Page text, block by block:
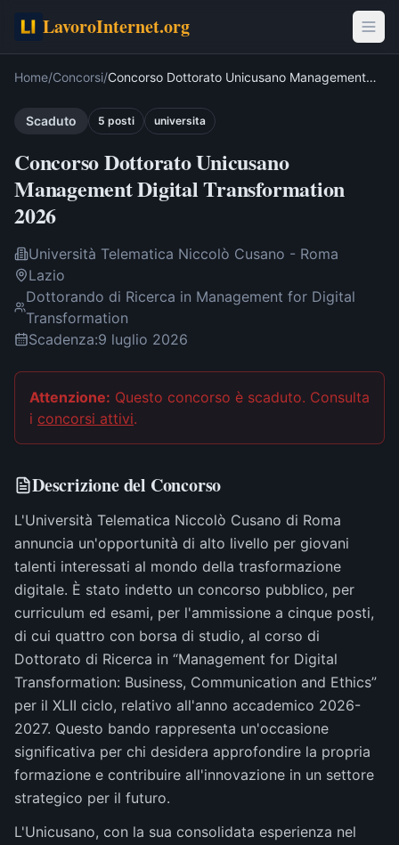
LavoroInternet.org
Home/Concorsi/Concorso Dottorato Unicusano Management
Scaduto
5 posti universita
Concorso Dottorato Unicusano
Management Digital Transformation
2026
Università Telematica Niccolò Cusano - Roma
Lazio
Dottorando di Ricerca in Management for Digital
Transformation
Scadenza:9 luglio 2026
Attenzione: Questo concorso è scaduto. Consulta
i concorsi attivi.
Descrizione del Concorso
L'Università Telematica Niccolò Cusano di Roma
annuncia un'opportunità di alto livello per giovani
talenti interessati al mondo della trasformazione
digitale. È stato indetto un concorso pubblico, per
curriculum ed esami, per l'ammissione a cinque posti,
di cui quattro con borsa di studio, al corso di
Dottorato di Ricerca in “Management for Digital
Transformation: Business, Communication and Ethics”
per il XLII ciclo, relativo all'anno accademico 2026-
2027. Questo bando rappresenta un'occasione
significativa per chi desidera approfondire la propria
formazione e contribuire all'innovazione in un settore
strategico per il futuro.
L'Unicusano, con la sua consolidata esperienza nel